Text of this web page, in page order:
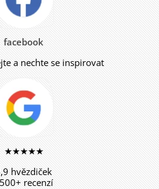
facebook
a nechte se inspirovat
★★★★★
hvězdiček
recenzí